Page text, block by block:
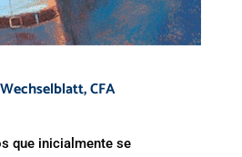
, CFA
que inicialmente se